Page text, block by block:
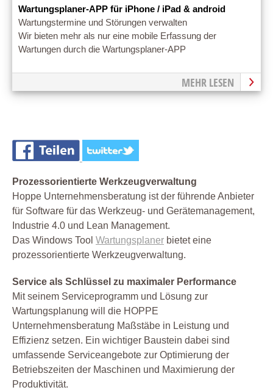
Wartungsplaner-APP für iPhone / iPad & android
Wartungstermine und Störungen verwalten
Wir bieten mehr als nur eine mobile Erfassung der
Wartungen durch die Wartungsplaner-APP
MEHR LESEN
Prozessorientierte Werkzeugverwaltung
Hoppe Unternehmensberatung ist der führende Anbieter
für Software für das Werkzeug- und Gerätemanagement,
Industrie 4.0 und Lean Management.
Das Windows Tool Wartungsplaner bietet eine
prozessorientierte Werkzeugverwaltung.
Service als Schlüssel zu maximaler Performance
Mit seinem Serviceprogramm und Lösung zur
Wartungsplanung will die HOPPE
Unternehmensberatung Maßstäbe in Leistung und
Effizienz setzen. Ein wichtiger Baustein dabei sind
umfassende Serviceangebote zur Optimierung der
Betriebszeiten der Maschinen und Maximierung der
Produktivität.